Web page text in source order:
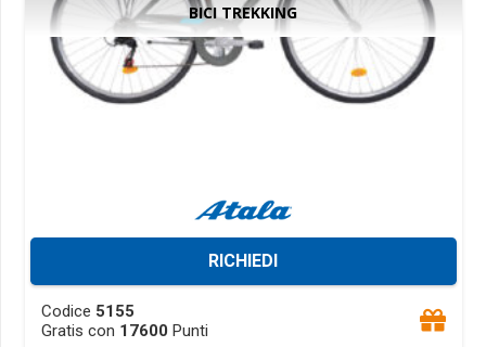
BICI TREKKING
RICHIEDI
This
product
Codice 5155
Gratis con 17600 Punti